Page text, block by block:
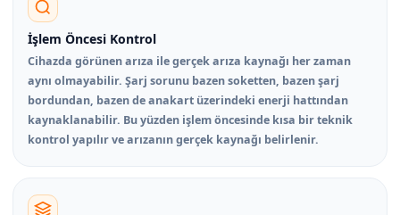
İşlem Öncesi Kontrol
Cihazda görünen arıza ile gerçek arıza kaynağı her zaman
aynı olmayabilir. Şarj sorunu bazen soketten, bazen şarj
bordundan, bazen de anakart üzerindeki enerji hattından
kaynaklanabilir. Bu yüzden işlem öncesinde kısa bir teknik
kontrol yapılır ve arızanın gerçek kaynağı belirlenir.